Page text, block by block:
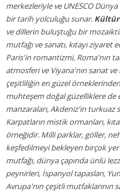
merkezleriyle ve UNESCO
bir tarih yolculuğu sunar.
ve dillerin buluştuğu bir
mutfağı ve sanatı, kıtayı
Paris'in romantizmi, Roma'nın
atmosferi ve Viyana'nın sanat
çeşitliliğin en güzel
muhteşem doğal güzelliklere de
manzaraları, Akdeniz'in turkuaz
Karpatların mistik ormanları,
örneğidir. Milli parklar, göller,
keşfedilmeyi bekleyen birçok
mutfağı, dünya çapında ünlü
peynirleri, İspanyol tapasları,
Avrupa'nın çeşitli mutfaklarının